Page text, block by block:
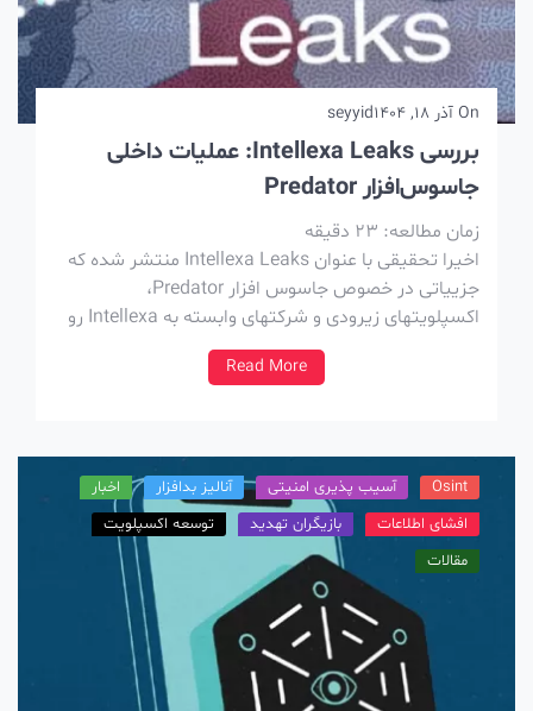
On آذر 18, 1404 seyyid
بررسی Intellexa Leaks: عملیات داخلی
جاسوس‌افزار Predator
زمان مطالعه:23دقیقه
اخیرا تحقیقی با عنوان Intellexa Leaks منتشر شده که
جزییاتی در خصوص جاسوس افزار Predator،
اکسپلویتهای زیرودی و شرکتهای وابسته به Intellexa رو
افشاء میکنه. این اسناد از زاویه های مختلف منتشر شده
که سعی کردم، در سایت پوشش بدم. برای درک بهتر این
Read More
آسیب پذیری امنیتی آنالیز بدافزار
اخبار
افشای اطلاعات
بازیگران تهدید
توسعه اکسپلویت
مقالات